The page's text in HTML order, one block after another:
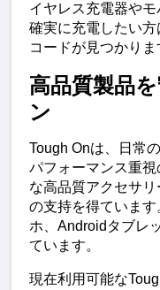
イヤレス充電器や
確実に充電したい方
コードが見つかりま
高品質製品
ン
Tough Onは、日常
パフォーマンス重
な高品質アクセサ
の支持を得ていま
ホ、Androidタブレ
ています。
現在利用可能な